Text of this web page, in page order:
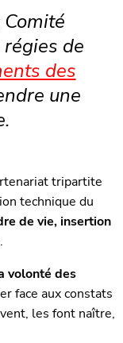
de
des
une
tripartite
technique du
de vie, insertion
.
volonté des
face aux constats
les font naître,